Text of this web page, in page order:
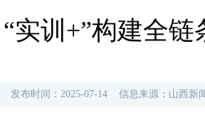
实训+”构建全
发布时间： 2025-07-14 信息来源： 山西新